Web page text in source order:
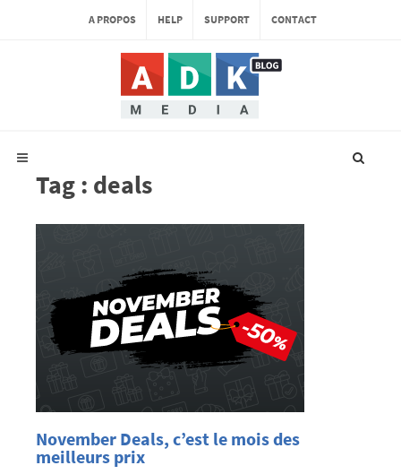
A PROPOS HELP SUPPORT CONTACT
Tag : deals
November Deals, c’est le mois des
meilleurs prix